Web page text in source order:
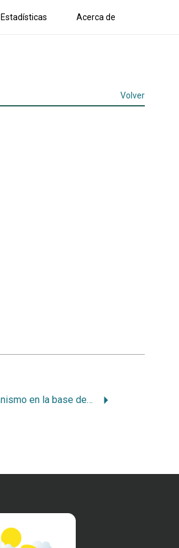
Estadísticas Acerca de
Volver
El cristianismo en la base de la ética ambiental